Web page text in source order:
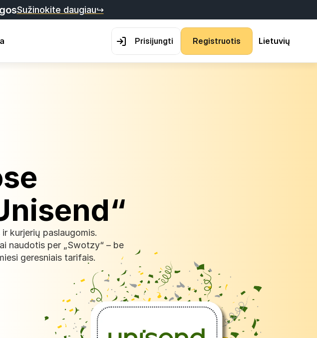
Sužinokite daugiau↪
Prisijungti Registruotis Lietuvių
kurjerių paslaugomis.
naudotis per „Swotzy“ – be
geresniais tarifais.